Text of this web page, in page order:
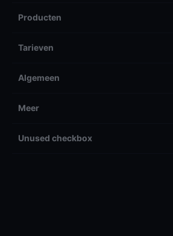
Producten
Tarieven
Algemeen
Meer
Unused checkbox